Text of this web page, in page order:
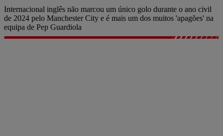
Internacional inglês não marcou um único golo durante o ano civil
de 2024 pelo Manchester City e é mais um dos muitos 'apagões' na
equipa de Pep Guardiola